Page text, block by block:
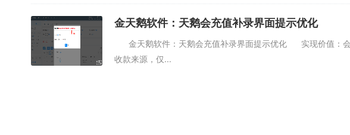
金天鹅软件：天鹅会充值补录界面提示优化
金天鹅软件：天鹅会充值补录界面提示优化 实现价值：会
收款来源，仅...